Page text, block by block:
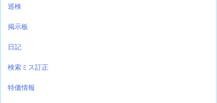
巡検
掲示板
日記
検索ミス訂正
特価情報